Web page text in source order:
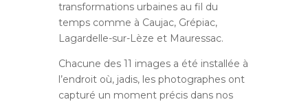
transformations urbaines au fil du
temps comme à Caujac, Grépiac,
Lagardelle-sur-Lèze et Mauressac.
Chacune des 11 images a été installée à
l’endroit où, jadis, les photographes ont
capturé un moment précis dans nos